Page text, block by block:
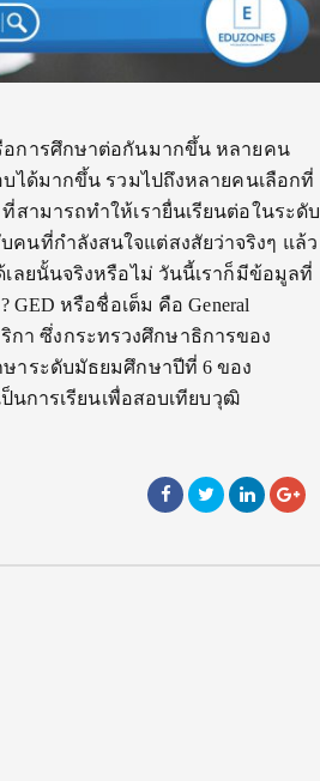
อการศึกษาต่อกันมากขึ้น หลายคน
ได้มากขึ้น รวมไปถึงหลายคนเลือกที่
สามารถทำให้เรายื่นเรียนต่อในระดับ
คนที่กำลังสนใจแต่สงสัยว่าจริงๆ แล้ว
ลยนั้นจริงหรือไม่ วันนี้เราก็มีข้อมูลที่
หรือชื่อเต็ม คือ General
ริกา ซึ่งกระทรวงศึกษาธิการของ
าระดับมัธยมศึกษาปีที่ 6 ของ
นการเรียนเพื่อสอบเทียบวุฒิ